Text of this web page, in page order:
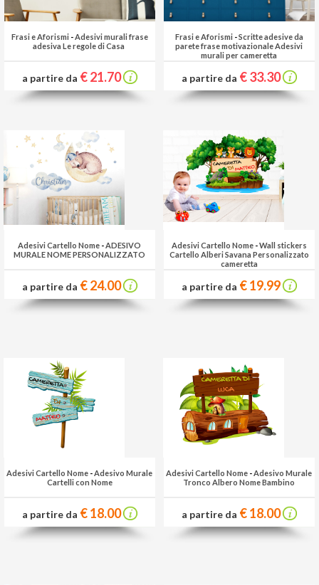
Frasi e Aforismi - Adesivi murali frase
adesiva Le regole di Casa
a partire da € 21.70
Frasi e Aforismi -Scritte adesive da
parete frase motivazionale Adesivi
murali per cameretta
a partire da € 33.30
Adesivi Cartello Nome - ADESIVO
MURALE NOME PERSONALIZZATO
a partire da € 24.00
Adesivi Cartello Nome -Wall stickers
Cartello Alberi Savana Personalizzato
cameretta
a partire da € 19.99
Adesivi Cartello Nome - Adesivo Murale
Cartelli con Nome
a partire da € 18.00
Adesivi Cartello Nome - Adesivo Murale
Tronco Albero Nome Bambino
a partire da € 18.00